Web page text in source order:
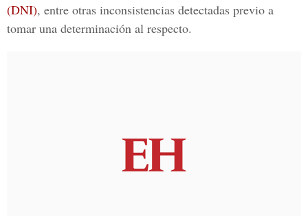
(DNI), entre otras inconsistencias detectadas previo a
tomar una determinación al respecto.